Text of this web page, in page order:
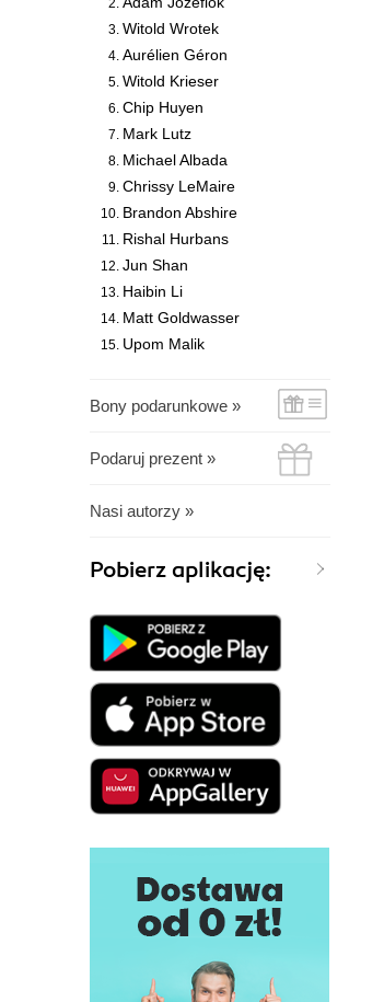
Witold Wrotek
Aurélien Géron
Witold Krieser
Chip Huyen
Mark Lutz
Michael Albada
Chrissy LeMaire
Brandon Abshire
Rishal Hurbans
Jun Shan
Haibin Li
Matt Goldwasser
Upom Malik
Bony podarunkowe »
Podaruj prezent »
Nasi autorzy »
Pobierz aplikację: